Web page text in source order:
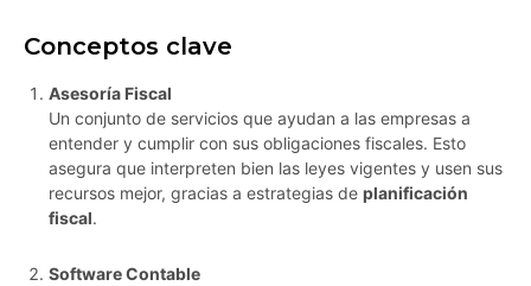
Conceptos clave
Asesoría Fiscal
Un conjunto de servicios que ayudan a las empresas a
entender y cumplir con sus obligaciones fiscales. Esto
asegura que interpreten bien las leyes vigentes y usen sus
recursos mejor, gracias a estrategias de planificación
fiscal.
Software Contable